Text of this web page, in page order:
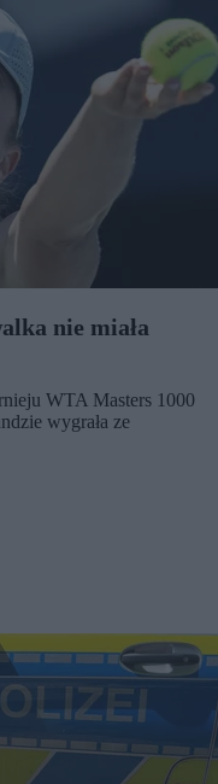
nie miała
WTA Masters 1000
wygrała ze